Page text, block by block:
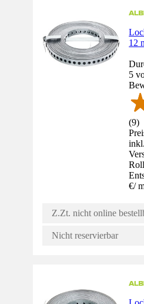
12
5
(9)
€/
Z.Zt. nicht online
Nicht reservierbar